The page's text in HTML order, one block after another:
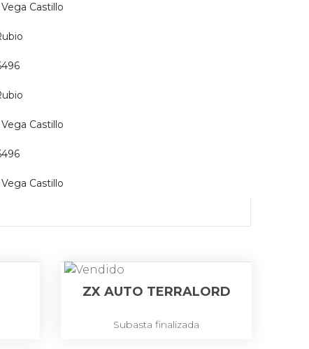
Castillo
Castillo
Castillo
ZX AUTO TERRALORD
Subasta finalizada